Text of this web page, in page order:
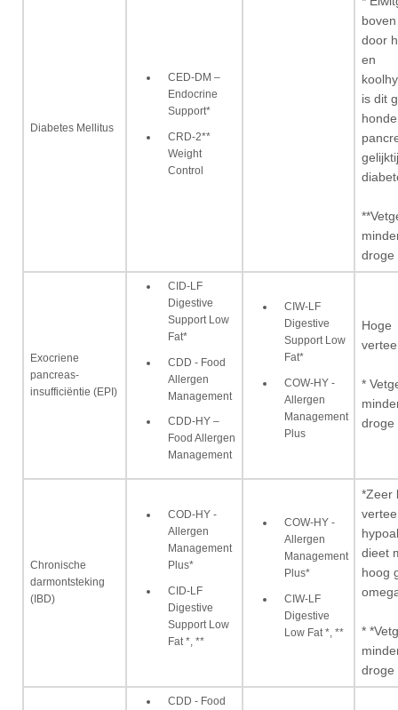
Diabetes Mellitus
CED-DM –
Endocrine
Support*
CRD-2**
Weight
Control
door
en
is dit
droge
Exocriene
pancreas-
insufficiëntie (EPI)
CID-LF
Digestive
Support Low
Fat*
CDD - Food
Allergen
Management
CDD-HY –
Food Allergen
Management
CIW-LF
Digestive
Support Low
Fat*
COW-HY -
Allergen
Management
Plus
Hoge
*
droge
Chronische
darmontsteking
(IBD)
COD-HY -
Allergen
Management
Plus*
CID-LF
Digestive
Support Low
Fat *, **
COW-HY -
Allergen
Management
Plus*
CIW-LF
Digestive
Low Fat *, **
*Zeer
dieet
hoog
*
droge
CDD - Food